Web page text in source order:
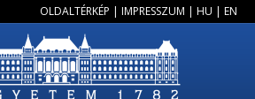
OLDALTÉRKÉP | IMPRESSZUM | HU | EN